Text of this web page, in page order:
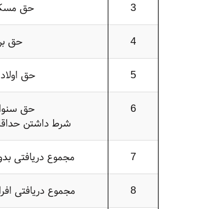
3 حق
4 حق
5 حق
6
حق
شرط داشتن
7 مجموع دریافتی
8 مجموع دریافتی